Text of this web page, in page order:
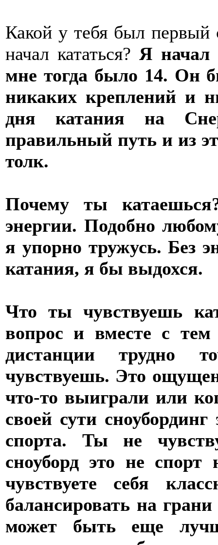
Какой у тебя был первый
начал кататься?Я начал
мне тогда было 14. Он
никаких креплений и
дня катания на
правильный путь и из
толк.
Почему ты
энергии. Подобно
я упорно тружусь. Без
катания, я бы выдохся.
Что ты чувствуешь
вопрос и вместе с
дистанции трудно
чувствуешь. Это
что-то выиграли или
своей сути
спорта. Ты не
сноуборд это не
чувствуете себя
балансировать на
может быть еще